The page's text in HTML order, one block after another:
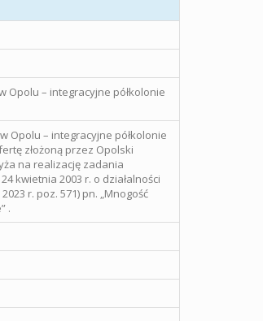
Opolu – integracyjne półkolonie
Opolu – integracyjne półkolonie
złożoną przez Opolski
na realizację zadania
kwietnia 2003 r. o działalności
r. poz. 571) pn. „Mnogość
.